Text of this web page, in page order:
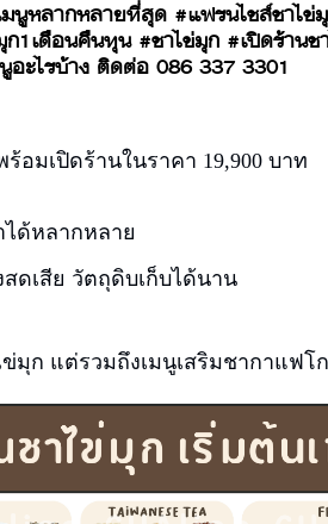
นูหลากหลายที่สุด #แฟรนไชส์ชาไข่
1เดือนคืนทุน #ชาไข่มุก #เปิดร้านช
อะไรบ้าง ติดต่อ 086 337 3301
อมเปิดร้านในราคา 19,900 บาท
ได้หลากหลาย
ดเสีย วัตถุดิบเก็บได้นาน
ก แต่รวมถึงเมนูเสริมชากาแฟโ